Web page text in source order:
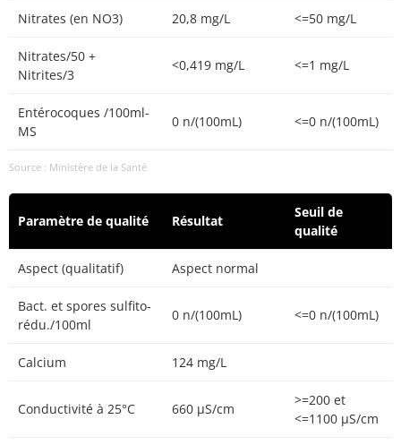
Nitrates (en NO3) 20,8 mg/L <=50 mg/L
Nitrates/50 +
Nitrites/3
<0,419 mg/L <=1 mg/L
Entérocoques /100ml-
MS
0 n/(100mL) <=0 n/(100mL)
Source : Ministère de la Santé
Paramètre de qualité Résultat
Seuil de
qualité
Aspect (qualitatif) Aspect normal
Bact. et spores sulfito-
rédu./100ml
0 n/(100mL) <=0 n/(100mL)
Calcium 124 mg/L
Conductivité à 25°C 660 µS/cm
>=200 et
<=1100 µS/cm